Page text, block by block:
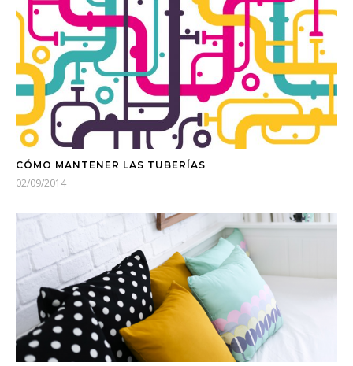
CÓMO MANTENER LAS TUBERÍAS
02/09/2014